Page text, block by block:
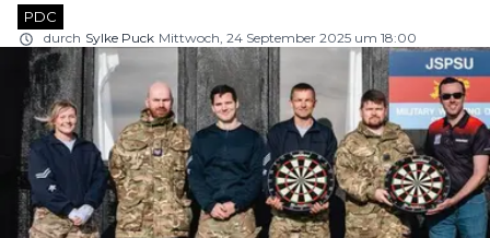
PDC
durch Sylke Puck Mittwoch, 24 September 2025 um 18:00